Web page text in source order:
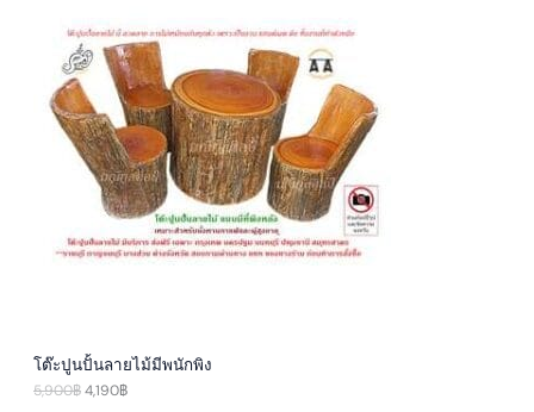
O
โต๊ะปูนปั้นลายไม้มีพนักพิง
5,900฿
i
n
a
l
p
r
i
c
s
:
฿
4,190฿
e
n
t
p
r
i
c
e
i
s
:
4
,